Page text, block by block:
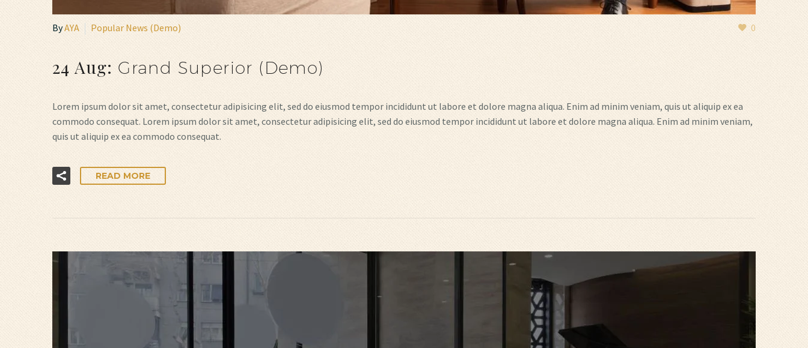
0
ByAYA Popular News (Demo)
24 Aug:Grand Superior (Demo)
Lorem ipsum dolor sit amet, consectetur adipisicing elit, sed do eiusmod tempor incididunt ut labore et dolore magna aliqua. Enim ad minim veniam, quis ut aliquip ex ea
commodo consequat. Lorem ipsum dolor sit amet, consectetur adipisicing elit, sed do eiusmod tempor incididunt ut labore et dolore magna aliqua. Enim ad minim veniam,
quis ut aliquip ex ea commodo consequat.
READ MORE